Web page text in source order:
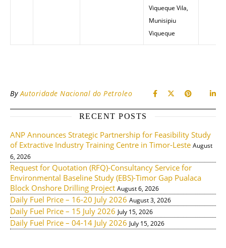
Viqueque Vila,
Munisipiu
Viqueque
ByAutoridade Nacional do Petroleo
RECENT POSTS
ANP Announces Strategic Partnership for Feasibility Study
of Extractive Industry Training Centre in Timor-Leste August
6, 2026
Request for Quotation (RFQ)-Consultancy Service for
Environmental Baseline Study (EBS)-Timor Gap Pualaca
Block Onshore Drilling Project August 6, 2026
Daily Fuel Price – 16-20 July 2026 August 3, 2026
Daily Fuel Price – 15 July 2026 July 15, 2026
Daily Fuel Price – 04-14 July 2026 July 15, 2026